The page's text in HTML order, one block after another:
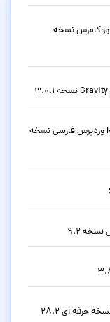
قالب فروشگاهی چندمنظوره وودمارت WoodMart ووکامرس نسخه
دانلود افزونه سئو حرفه ای رنک مث Rank Math Pro وردپرس فارسی نسخه